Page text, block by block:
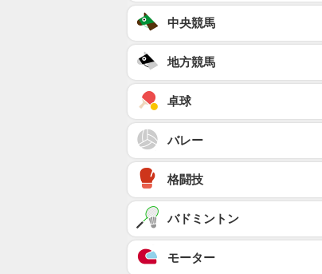
中央競馬
地方競馬
卓球
バレー
格闘技
バドミントン
モーター